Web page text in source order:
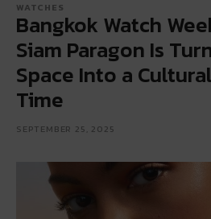
WATCHES
Bangkok Watch
Siam Paragon Is
Space Into a
Time
SEPTEMBER 25, 2025